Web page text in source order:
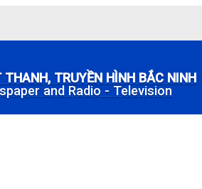
TRUYỀN HÌNH BẮC NINH
and Radio - Television